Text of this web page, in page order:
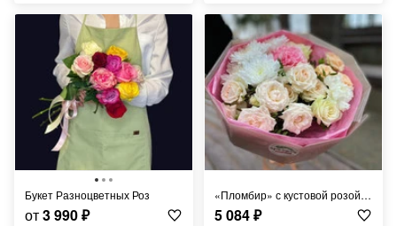
Букет Разноцветных Роз
от3 990₽
«Пломбир» с кустовой розой любимой
5 084₽